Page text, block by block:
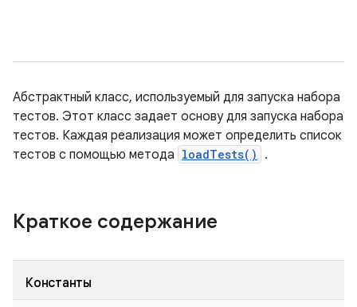
Абстрактный класс, используемый для запуска набора
тестов. Этот класс задает основу для запуска набора
тестов. Каждая реализация может определить список
тестов с помощью метода loadTests() .
Краткое содержание
Константы